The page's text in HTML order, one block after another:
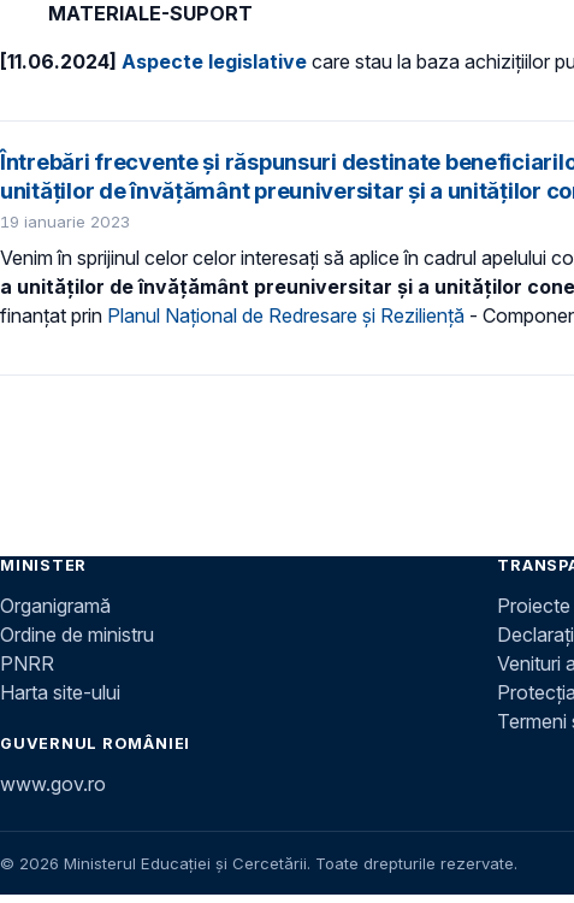
MATERIALE-SUPORT
[11.06.2024] Aspecte legislative care stau la baza achizițiilor
Întrebări frecvente și răspunsuri destinate
unităților de învățământ preuniversitar și a unităților
19 ianuarie 2023
Venim în sprijinul celor celor interesați să aplice în cadrul apelului
a unităților de învățământ preuniversitar și a unităților
finanțat prin Planul Național de Redresare și Reziliență -
MINISTER
Organigramă
Ordine de ministru
PNRR
Harta site-ului
GUVERNUL ROMÂNIEI
www.gov.ro
Venituri
Termeni
© 2026 Ministerul Educației și Cercetării. Toate drepturile rezervate.